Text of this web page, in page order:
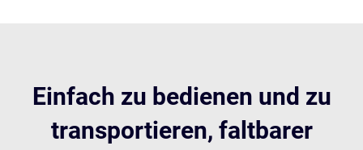
Einfach zu bedienen und zu
transportieren, faltbarer